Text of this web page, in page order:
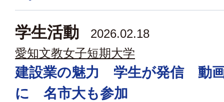
学生活動
2026.02.18
愛知文教女子短期大学
建設業の魅力 学生が発信 動
に 名市大も参加